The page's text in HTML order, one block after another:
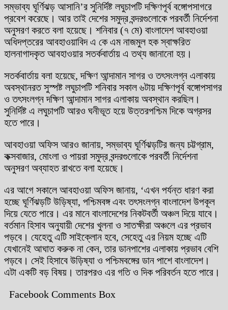
সম্ভাব্য ঘূর্ণিঝড় আসানি’র সুনির্দিষ্ট লঘুচাপটি দক্ষিণপূর্ব বঙ্গোপসাগরে
প্রবেশ করেছে। আর তাই দেশের সমুদ্র বন্দরগুলোকে পরবর্তী নির্দেশনা
অনুসরণ করতে বলা হয়েছে। শনিবার (৭ মে) বাংলাদেশ আবহাওয়া
অধিদপ্তরের আবহাওয়াবিদ এ কে এম নাজমুল হক স্বাক্ষরিত
হালনাগাদকৃত আবহাওয়ার সতর্কবার্তায় এ তথ্য জানানো হয়।
সতর্কবার্তায় বলা হয়েছে, দক্ষিণ আন্দামান সাগর ও তৎসংলগ্ন এলাকায়
অবস্থানরত সুস্পষ্ট লঘুচাপটি শনিবার সকাল ৬টায় দক্ষিণপূর্ব বঙ্গোপসাগর
ও তৎসংলগ্ন দক্ষিণ আন্দামান সাগর এলাকায় অবস্থান করছিল।
সুনির্দিষ্ট এ লঘুচাপটি আরও ঘনীভূত হয়ে উত্তরপশ্চিম দিকে অগ্রসর
হতে পারে।
আবহাওয়া অফিস আরও জানায়, সম্ভাব্য ঘূর্ণিঝড়টির জন্য চট্টগ্রাম,
কক্সবাজার, মোংলা ও পায়রা সমুদ্র বন্দরগুলোকে পরবর্তী নির্দেশনা
অনুসরণ অব্যাহত রাখতে বলা হয়েছে।
এর আগে সকালে আবহাওয়া অফিস জানায়, ‘এখন পর্যন্ত ধারণ করা
হচ্ছে ঘূর্ণিঝড়টি উড়িষ্যা, পশ্চিমবঙ্গ এবং তৎসংলগ্ন বাংলাদেশ উপকূল
দিয়ে যেতে পারে। এর মানে বাংলাদেশের নিকটবর্তী অঞ্চল দিয়ে যাবে।
বর্তমান হিসাব অনুযায়ী দেশের খুলনা ও সাতক্ষীরা অঞ্চলে এর প্রভাব
পড়বে। যেহেতু এটি সাইক্লোন হবে, সেহেতু এর নিয়ম হচ্ছে এটি
যেখানেই আঘাত করুক না কেন, তার ডানপাশের এলাকায় প্রভাব বেশি
পড়বে। সেই হিসাবে উড়িষ্যা ও পশ্চিমবঙ্গের ডান পাশে বাংলাদেশ।
এটা একটি বড় বিষয়। তারপরও এর গতি ও দিক পরিবর্তন হতে পারে।
Facebook Comments Box